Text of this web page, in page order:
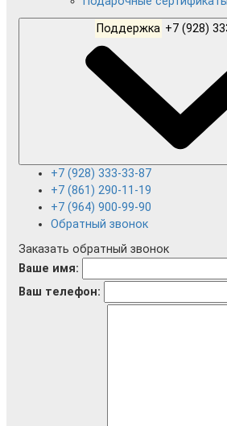
Поддержка
+7 (928) 333-33-87
+7 (861) 290-11-19
+7 (964) 900-99-90
Обратный звонок
Заказать обратный звонок
Ваше имя:
Ваш телефон: